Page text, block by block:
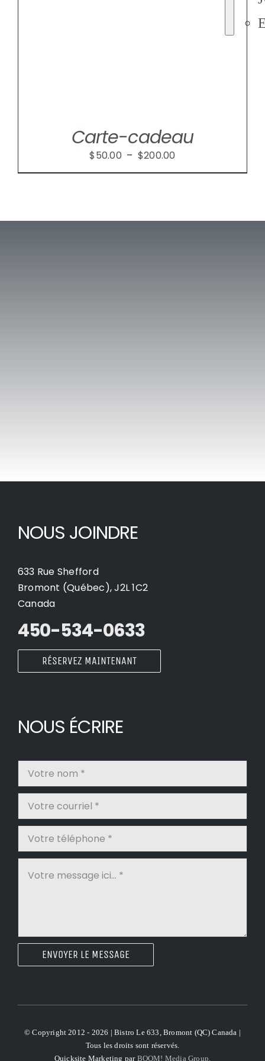
Carte-cadeau
$50.00 – $200.00
de
à
NOUS JOINDRE
633 Rue Shefford
Bromont (Québec), J2L 1C2
Canada
450-534-0633
RÉSERVEZ MAINTENANT
NOUS ÉCRIRE
ENVOYER LE MESSAGE
© Copyright 2012 - 2026 | Bistro Le 633, Bromont (QC) Canada |
Tous les droits sont réservés.
Quicksite Marketing par BOOM! Media Group.